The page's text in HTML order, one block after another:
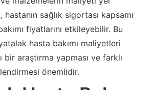
hastanın sağlık sigortası kapsamı
fiyatlarını etkileyebilir. Bu
hasta bakımı maliyetleri
bir araştırma yapması ve farklı
önemlidir.